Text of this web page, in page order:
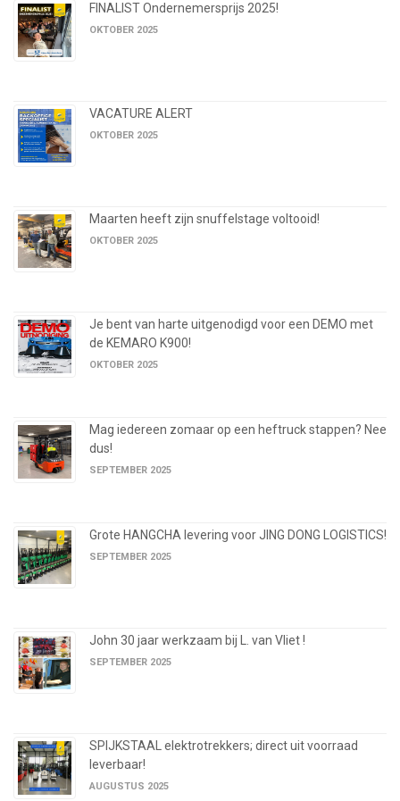
FINALIST Ondernemersprijs 2025!
OKTOBER 2025
VACATURE ALERT
OKTOBER 2025
Maarten heeft zijn snuffelstage voltooid!
OKTOBER 2025
Je bent van harte uitgenodigd voor een DEMO met
de KEMARO K900!
OKTOBER 2025
Mag iedereen zomaar op een heftruck stappen? Nee
dus!
SEPTEMBER 2025
Grote HANGCHA levering voor JING DONG LOGISTICS!
SEPTEMBER 2025
John 30 jaar werkzaam bij L. van Vliet !
SEPTEMBER 2025
SPIJKSTAAL elektrotrekkers; direct uit voorraad
leverbaar!
AUGUSTUS 2025